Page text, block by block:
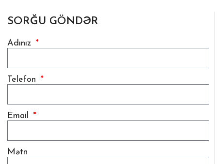
SORĞU GÖNDƏR
Adınız
Telefon
Email
Mətn